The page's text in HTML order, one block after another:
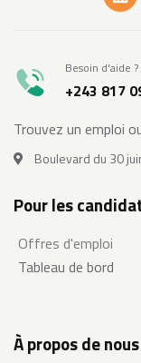
Besoin d'aide
+243 817
Trouvez un emploi
Boulevard du 30
Pour les
Offres d'emploi
Tableau de bord
À propos de nous